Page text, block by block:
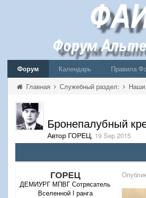
Форум Календарь
Правила
Главная Служебный раздел:
Бронепалубный
Автор ГОРЕЦ, 19 Sep 2015
ГОРЕЦ
ДЕМИУРГ МПВГ Сотрясатель
Вселенной I ранга